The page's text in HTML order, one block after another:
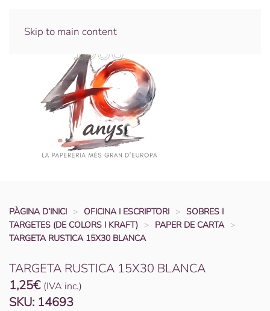
Skip to main content
PÀGINA D’INICI OFICINA I ESCRIPTORI
SOBRES I
TARGETES (DE COLORS I KRAFT)
PAPER DE CARTA
TARGETA RUSTICA 15X30 BLANCA
TARGETA RUSTICA 15X30 BLANCA
1,25€ (IVA inc.)
SKU: 14693